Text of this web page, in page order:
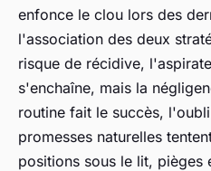
enfonce le clou lors des
l'association des deux
risque de récidive,
s'enchaîne, mais la
routine fait le succès,
promesses naturelles
positions sous le lit, pièges